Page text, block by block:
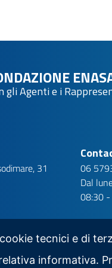
gli Agenti e i
31
06
Dal
08:30
tecnici e di
informativa.